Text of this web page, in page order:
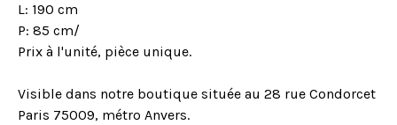
L: 190 cm
P: 85 cm/
Prix à l'unité, pièce unique.
Visible dans notre boutique située au 28 rue Condorcet
Paris 75009, métro Anvers.